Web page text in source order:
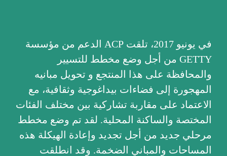
في يونيو 2017، تلقت ACP الدعم من مؤسسة
GETTY من أجل وضع مخطط للتسيير
والمحافظة على هذا المنتجع و تحويل مبانيه
المهجورة إلى فضاءات بيداغوجية وثقافية، مع
الاعتماد على مقاربة تشاركية بين مختلف الفئات
المختصة والساكنة المحلية. لقد تم وضع مخطط
مرحلي جديد من أجل تجديد وإعادة الهيكلة هذه
المساحات والمباني الضخمة. وقد انطلقت